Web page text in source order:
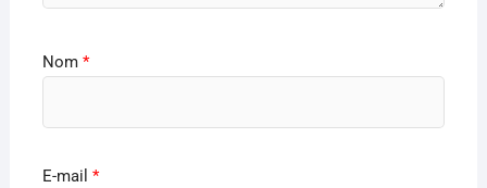
Nom *
E-mail *